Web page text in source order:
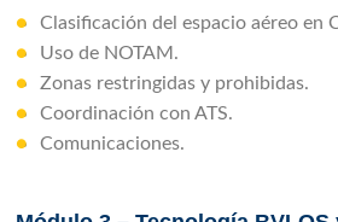
Clasificación del espacio aéreo en
Uso de NOTAM.
Zonas restringidas y prohibidas.
Coordinación con ATS.
Comunicaciones.